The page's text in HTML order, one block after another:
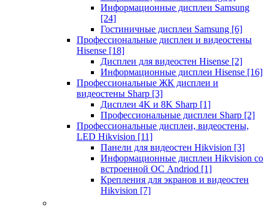
Информационные дисплеи Samsung
[24]
Гостиничные дисплеи Samsung [6]
Профессиональные дисплеи и видеостены
Hisense [18]
Дисплеи для видеостен Hisense [2]
Информационные дисплеи Hisense [16]
Профессиональные ЖК дисплеи и
видеостены Sharp [3]
Дисплеи 4K и 8K Sharp [1]
Профессиональные дисплеи Sharp [2]
Профессиональные дисплеи, видеостены,
LED Hikvision [11]
Панели для видеостен Hikvision [3]
Информационные дисплеи Hikvision со
встроенной ОС Andriod [1]
Крепления для экранов и видеостен
Hikvision [7]